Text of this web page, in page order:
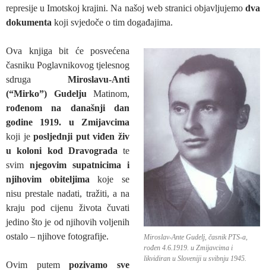
represije u Imotskoj krajini. Na našoj web stranici objavljujemodva
dokumenta koji svjedoče o tim događajima.
Miroslav-Ante Gudelj, časnik PTS-a,
rođen 4.6.1919. u Zmijavcima i
likvidiran u Sloveniji u svibnju 1945.
Ova knjiga bit će posvećena
časniku Poglavnikovog tjelesnog
sdruga Miroslavu-Anti
(“Mirko”) Gudelju Matinom,
rođenom na današnji dan
godine 1919. u Zmijavcima
koji jeposljednji put viđen živ
u koloni kod Dravograda te
svim njegovim supatnicima
i
njihovim obiteljima koje se
nisu prestale nadati, tražiti, a na
kraju pod cijenu života čuvati
jedino što je od njihovih voljenih
ostalo – njihove fotografije.
Ovim putempozivamo sve